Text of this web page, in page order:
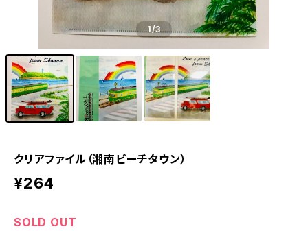
1/3
クリアファイル（湘南ビーチタウン）
¥264
SOLD OUT